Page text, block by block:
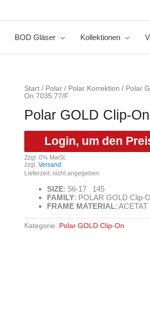
BOD Gläser Kollektionen
Start / Polar / Polar Korrektion / Polar
On 7035 77/F
Polar GOLD Clip-
Login, um den
Zzgl. 0% MwSt.
zzgl. Versand
Lieferzeit: nicht angegeben
SIZE: 56-17 145
FAMILY: POLAR GOLD Clip-
FRAME MATERIAL: ACETAT
Kategorie: Polar GOLD Clip-On